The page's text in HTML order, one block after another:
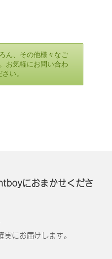
ん、その他様々なご
お気軽にお問い合わ
い。
におまかせくださ
にお届けします。